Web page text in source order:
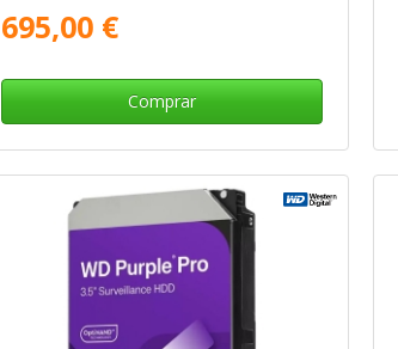
695,00 €
Comprar